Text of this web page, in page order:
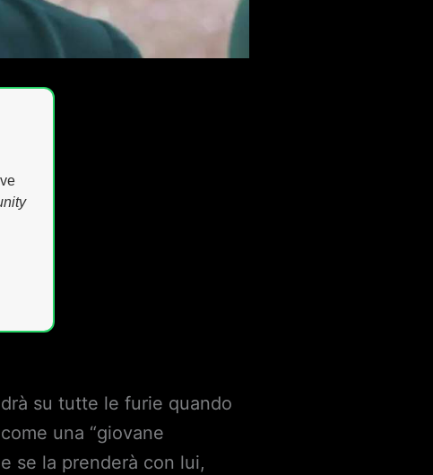
su tutte le furie quando
una “giovane
se la prenderà con lui,